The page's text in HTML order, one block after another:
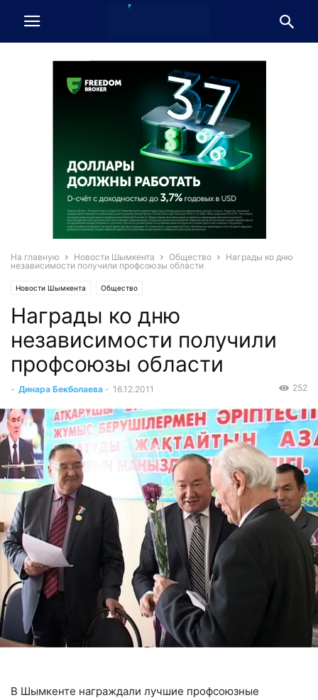
На главную Новости Шымкента Общество
Награды ко дню
независимости получили профсоюзы области
Новости Шымкента Общество
Награды ко дню
независимости получили
профсоюзы области
- Динара Бекболаева - 16.12.2011 252
В Шымкенте награждали лучшие профсоюзные